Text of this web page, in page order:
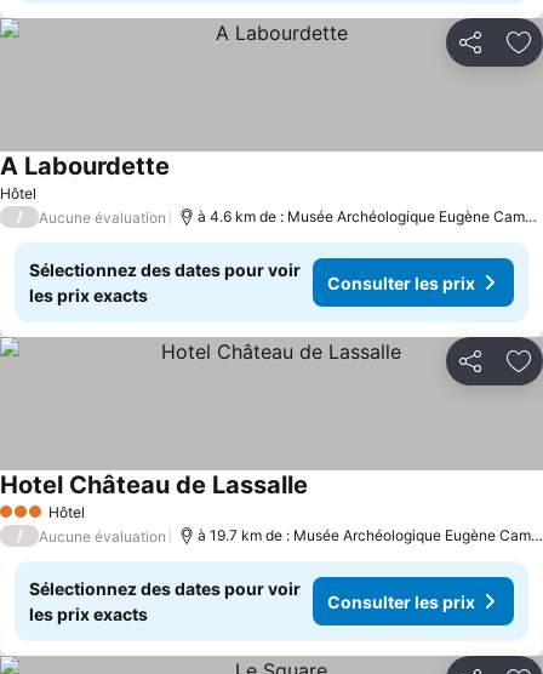
Partager
Hôtel
A Labourdette
/ Aucune évaluation à 4.6 km de : Musée Archéologique Eugène
Sélectionnez des dates pour voir
les prix exacts
Consulter les prix
Partager
3 ÉtoilesHôtel
Hotel Château de Lassalle
/ Aucune évaluation à 19.7 km de : Musée Archéologique Eugène
Sélectionnez des dates pour voir
les prix exacts
Consulter les prix